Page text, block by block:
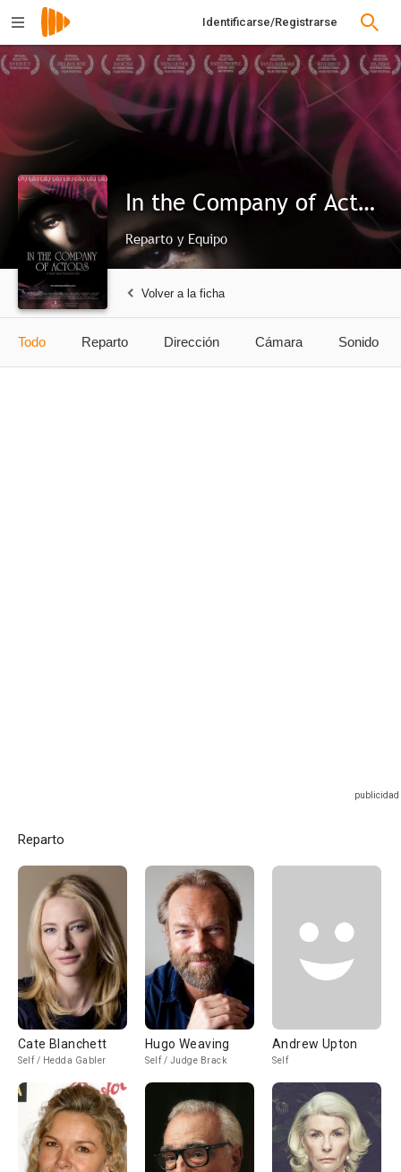
Identificarse/Registrarse
In the Company of Actors
Reparto y Equipo
Volver a la ficha
Todo Reparto Dirección Cámara Sonido
Reparto
Cate Blanchett
Self / Hedda Gabler
Hugo Weaving
Self / Judge Brack
Andrew Upton
Self